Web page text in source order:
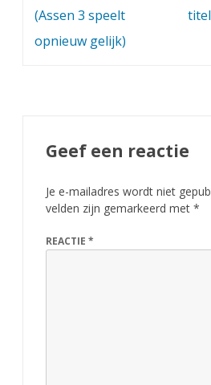
(Assen 3 speelt
opnieuw gelijk)
Geef een reactie
Je e-mailadres wordt niet
velden zijn gemarkeerd met *
REACTIE *